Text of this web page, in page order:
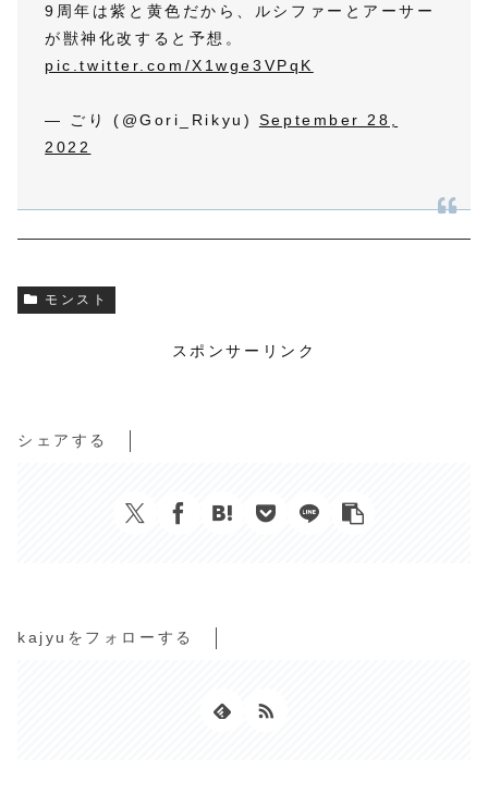
9周年は紫と黄色だから、ルシファーとアーサー
が獣神化改すると予想。
pic.twitter.com/X1wge3VPqK
— ごり (@Gori_Rikyu) September 28,
2022
モンスト
スポンサーリンク
シェアする
kajyuをフォローする